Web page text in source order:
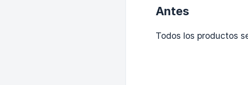
Antes
Todos los productos